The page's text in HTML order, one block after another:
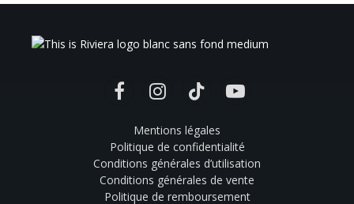
FacebookInstagramTikTok YouTube
Mentions légales
Politique de confidentialité
Conditions générales d’utilisation
Conditions générales de vente
Politique de remboursement